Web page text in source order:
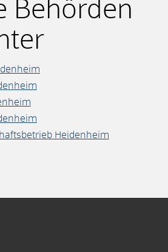
Behörden
Heidenheim